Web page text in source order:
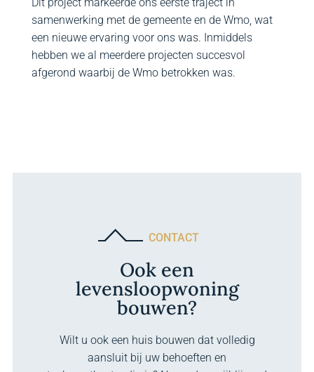
Dit project markeerde ons eerste traject in
samenwerking met de gemeente en de Wmo, wat
een nieuwe ervaring voor ons was. Inmiddels
hebben we al meerdere projecten succesvol
afgerond waarbij de Wmo betrokken was.
CONTACT
Ook een
levensloopwoning
bouwen?
Wilt u ook een huis bouwen dat volledig
aansluit bij uw behoeften en